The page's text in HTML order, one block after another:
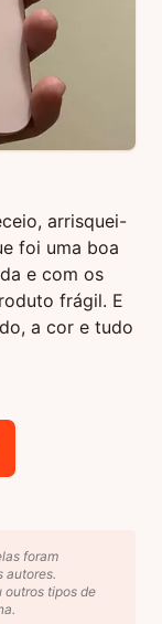
arrisquei-
foi uma boa
e com os
frágil. E
a cor e tudo
foram
autores.
outros tipos de